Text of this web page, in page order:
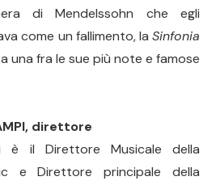
di Mendelssohn che egli
come un fallimento, la Sinfonia
una fra le sue più note e famose
direttore
è il Direttore Musicale della
e Direttore principale della